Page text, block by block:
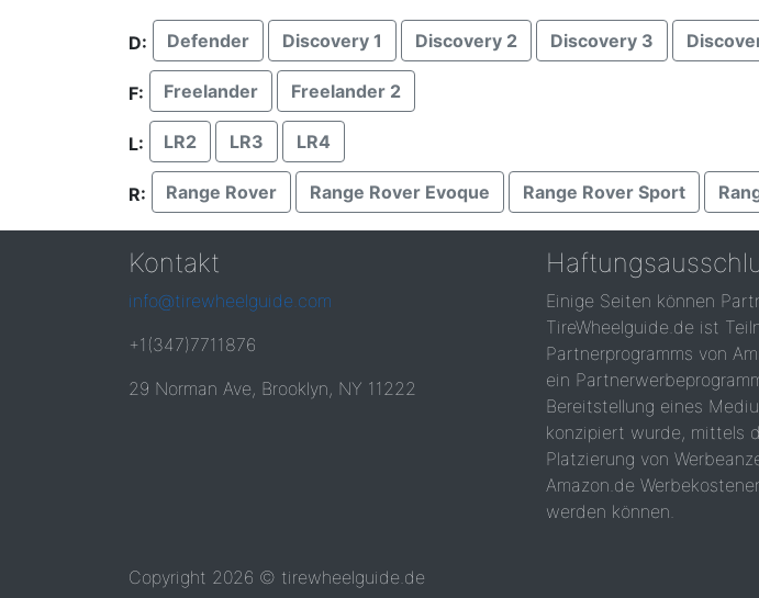
D: Defender Discovery 1 Discovery 2 Discovery 3
F: Freelander Freelander 2
L: LR2 LR3 LR4
R: Range Rover Range Rover Evoque Range Rover Sport
Kontakt
info@tirewheelguide.com
+1(347)7711876
29 Norman Ave, Brooklyn, NY 11222
Einige Seiten können
TireWheelguide.de ist
Partnerprogramms von
ein
Bereitstellung eines
konzipiert wurde, mittels
Platzierung von
Amazon.de
werden können.
Copyright 2026 © tirewheelguide.de